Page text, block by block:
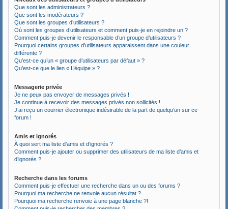
Que sont les administrateurs ?
Que sont les modérateurs ?
Que sont les groupes d’utilisateurs ?
Où sont les groupes d’utilisateurs et comment puis-je en rejoindre un ?
Comment puis-je devenir le responsable d’un groupe d’utilisateurs ?
Pourquoi certains groupes d’utilisateurs apparaissent dans une couleur
différente ?
Qu’est-ce qu’un « groupe d’utilisateurs par défaut » ?
Qu’est-ce que le lien « L’équipe » ?
Messagerie privée
Je ne peux pas envoyer de messages privés !
Je continue à recevoir des messages privés non sollicités !
J’ai reçu un courrier électronique indésirable de la part de quelqu’un sur ce
forum !
Amis et ignorés
À quoi sert ma liste d’amis et d’ignorés ?
Comment puis-je ajouter ou supprimer des utilisateurs de ma liste d’amis et
d’ignorés ?
Recherche dans les forums
Comment puis-je effectuer une recherche dans un ou des forums ?
Pourquoi ma recherche ne renvoie aucun résultat ?
Pourquoi ma recherche renvoie à une page blanche ?!